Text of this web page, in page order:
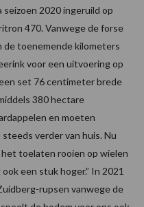
2020 ingeruild op
470. Vanwege de forse
de toenemende kilometers
voor een uitvoering op
set 76 centimeter brede
380 hectare
en moeten
verder van huis. Nu
toelaten rooien op wielen
een stuk hoger.” In 2021
rupsen vanwege de